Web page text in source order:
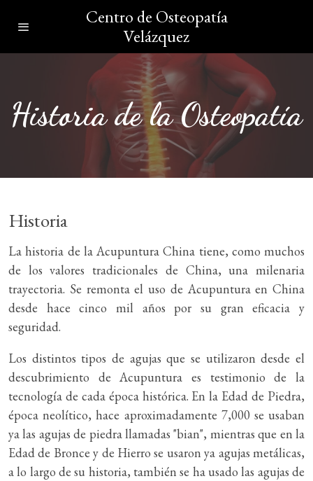
Centro de Osteopatía
Velázquez
Historia de la Osteopatía
Historia
La historia de la Acupuntura China tiene, como muchos
de los valores tradicionales de China, una milenaria
trayectoria. Se remonta el uso de Acupuntura en China
desde hace cinco mil años por su gran eficacia y
seguridad.
Los distintos tipos de agujas que se utilizaron desde el
descubrimiento de Acupuntura es testimonio de la
tecnología de cada época histórica. En la Edad de Piedra,
época neolítico, hace aproximadamente 7,000 se usaban
ya las agujas de piedra llamadas "bian", mientras que en la
Edad de Bronce y de Hierro se usaron ya agujas metálicas,
a lo largo de su historia, también se ha usado las agujas de